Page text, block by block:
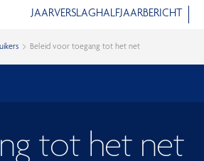
SCRIPTS, THIS WILL RELOAD THE PAGE.
JAARVERSLAGHALFJAARBERICHT
Beleid voor toegang tot het net
tot het net